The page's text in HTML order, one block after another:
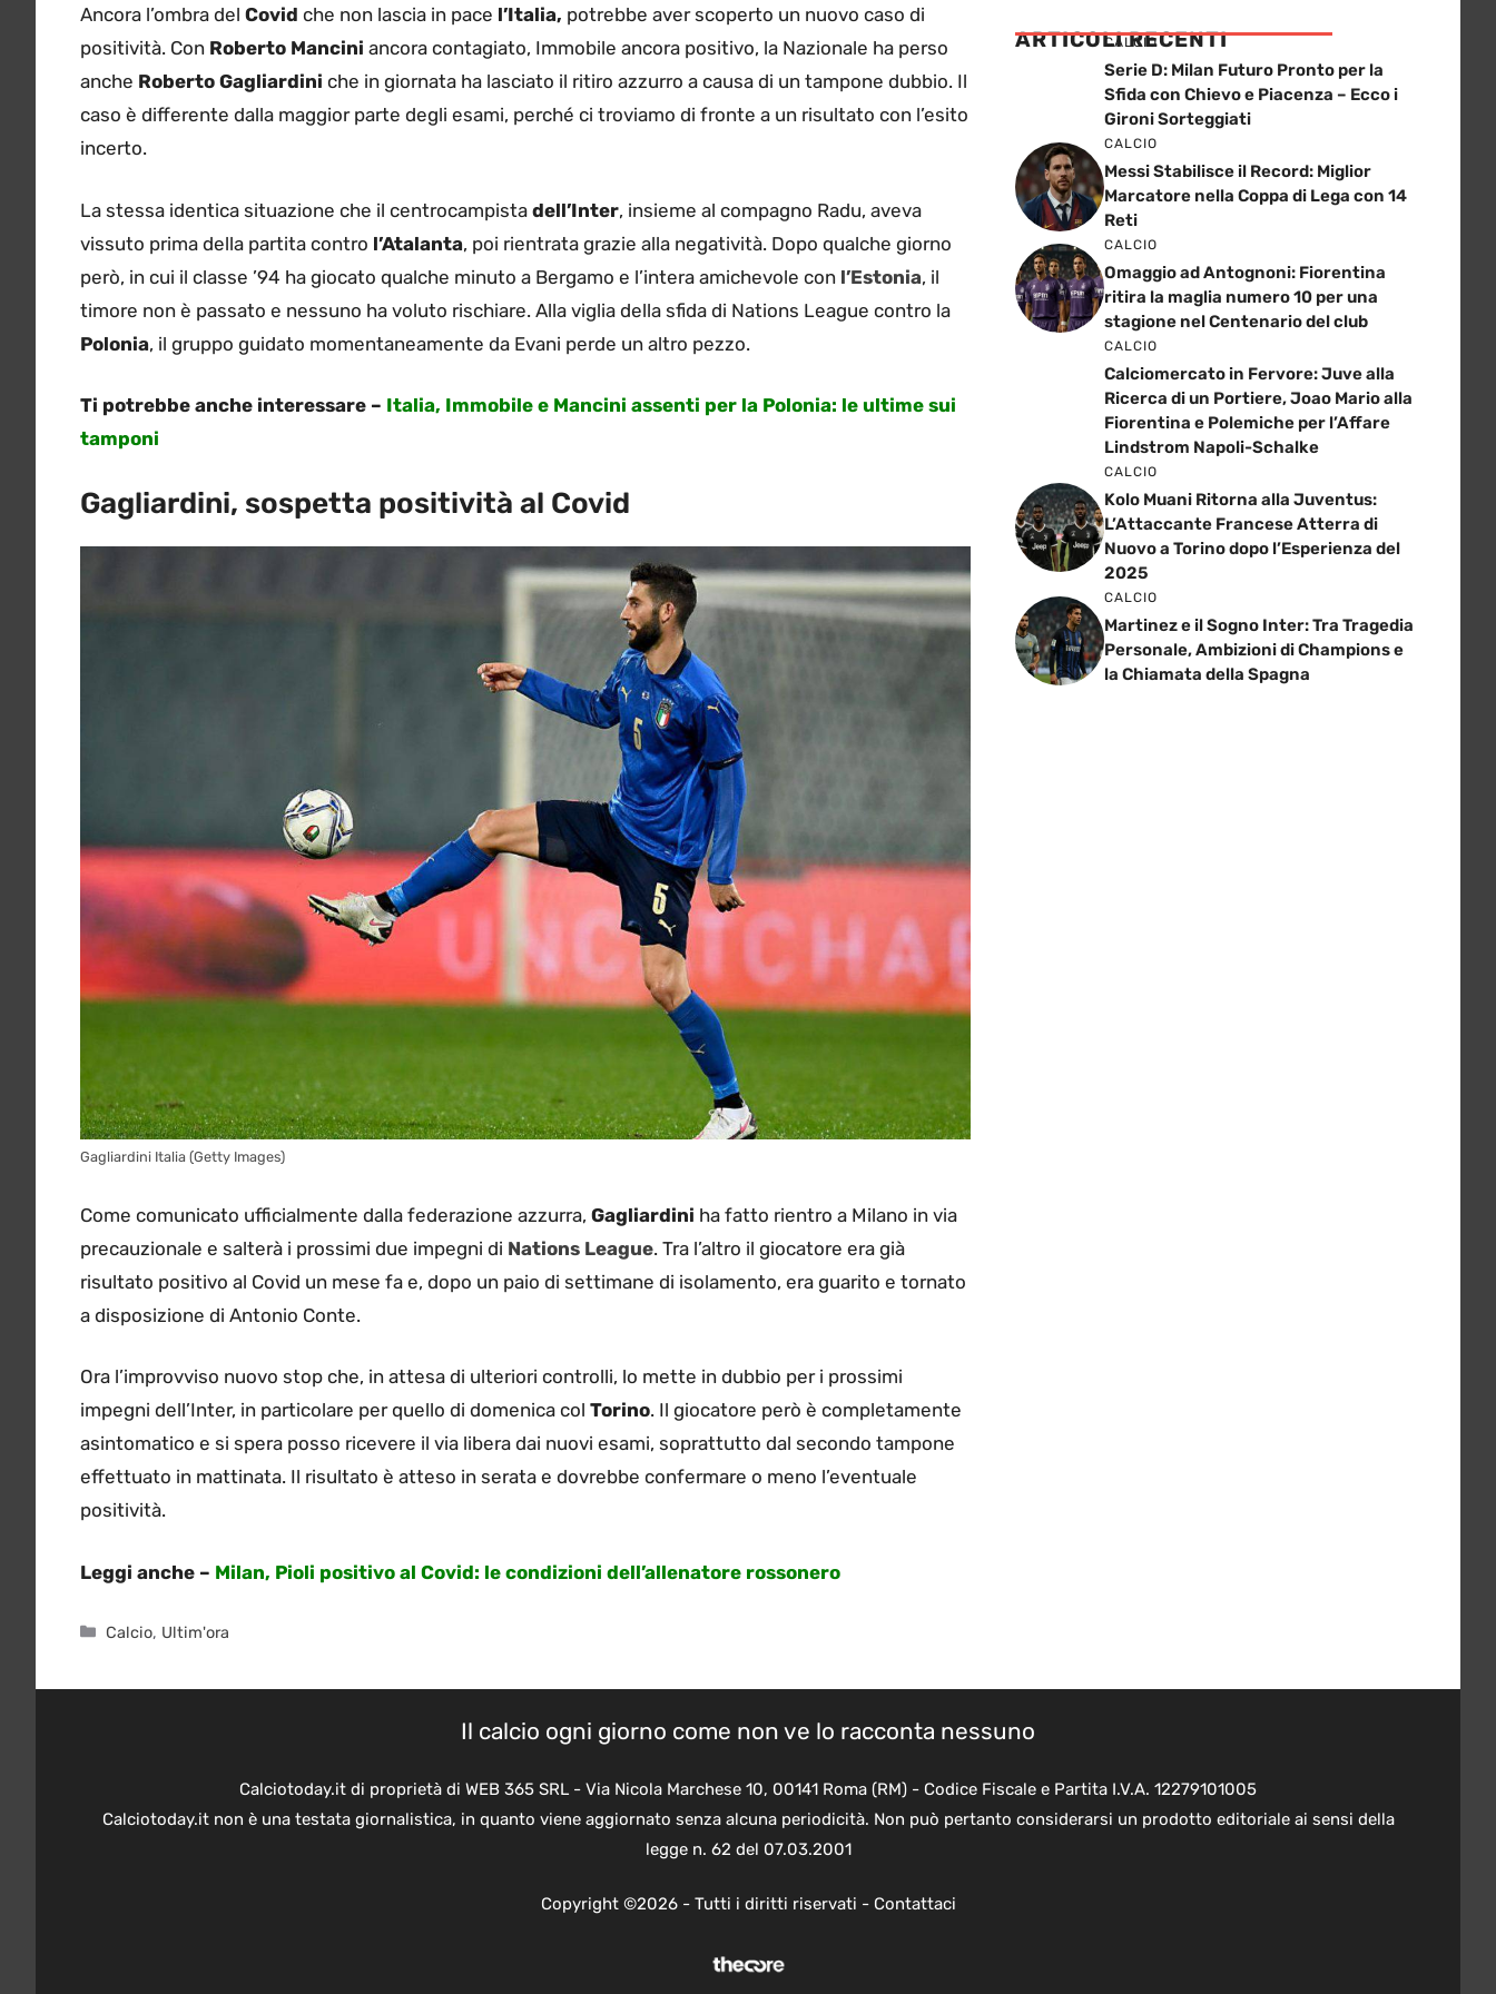
Ancora l’ombra del Covid che non lascia in pace l’Italia, potrebbe aver scoperto un nuovo caso di
positività. Con Roberto Mancini ancora contagiato, Immobile ancora positivo, la Nazionale ha perso
anche Roberto Gagliardini che in giornata ha lasciato il ritiro azzurro a causa di un tampone dubbio. Il
caso è differente dalla maggior parte degli esami, perché ci troviamo di fronte a un risultato con l’esito
incerto.
La stessa identica situazione che il centrocampista dell’Inter, insieme al compagno Radu, aveva
vissuto prima della partita contro l’Atalanta, poi rientrata grazie alla negatività. Dopo qualche giorno
però, in cui il classe ’94 ha giocato qualche minuto a Bergamo e l’intera amichevole con l’Estonia, il
timore non è passato e nessuno ha voluto rischiare. Alla viglia della sfida di Nations League contro la
Polonia, il gruppo guidato momentaneamente da Evani perde un altro pezzo.
Ti potrebbe anche interessare – Italia, Immobile e Mancini assenti per la Polonia: le ultime sui
tamponi
Gagliardini, sospetta positività al Covid
Gagliardini Italia (Getty Images)
Come comunicato ufficialmente dalla federazione azzurra, Gagliardini ha fatto rientro a Milano in via
precauzionale e salterà i prossimi due impegni di Nations League. Tra l’altro il giocatore era già
risultato positivo al Covid un mese fa e, dopo un paio di settimane di isolamento, era guarito e tornato
a disposizione di Antonio Conte.
Ora l’improvviso nuovo stop che, in attesa di ulteriori controlli, lo mette in dubbio per i prossimi
impegni dell’Inter, in particolare per quello di domenica col Torino. Il giocatore però è completamente
asintomatico e si spera posso ricevere il via libera dai nuovi esami, soprattutto dal secondo tampone
effettuato in mattinata. Il risultato è atteso in serata e dovrebbe confermare o meno l’eventuale
positività.
Leggi anche – Milan, Pioli positivo al Covid: le condizioni dell’allenatore rossonero
Categorie
Calcio, Ultim'ora
ARTICOLI RECENTI
CALCIO
Serie D: Milan Futuro Pronto per la
Sfida con Chievo e Piacenza – Ecco i
Gironi Sorteggiati
CALCIO
Messi Stabilisce il Record: Miglior
Marcatore nella Coppa di Lega con 14
Reti
CALCIO
Omaggio ad Antognoni: Fiorentina
ritira la maglia numero 10 per una
stagione nel Centenario del club
CALCIO
Calciomercato in Fervore: Juve alla
Ricerca di un Portiere, Joao Mario alla
Fiorentina e Polemiche per l’Affare
Lindstrom Napoli-Schalke
CALCIO
Kolo Muani Ritorna alla Juventus:
L’Attaccante Francese Atterra di
Nuovo a Torino dopo l’Esperienza del
2025
CALCIO
Martinez e il Sogno Inter: Tra Tragedia
Personale, Ambizioni di Champions e
la Chiamata della Spagna
Il calcio ogni giorno come non ve lo racconta nessuno
Calciotoday.it di proprietà di WEB 365 SRL - Via Nicola Marchese 10, 00141 Roma (RM) - Codice Fiscale e Partita I.V.A. 12279101005
Calciotoday.it non è una testata giornalistica, in quanto viene aggiornato senza alcuna periodicità. Non può pertanto considerarsi un prodotto editoriale ai sensi della
legge n. 62 del 07.03.2001
Copyright ©2026 - Tutti i diritti riservati - Contattaci